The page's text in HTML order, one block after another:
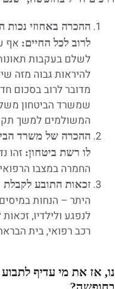
ההכרה באחוזי נכות
לרוב לכל החיים: אף
לשלם בעקבות
להיראות גבוה מזה
מדובר לרוב בסכום
שמשרד הביטחון
המשולמים למשך
ההכרה של משרד
לו רשת ביטחון: זהו
החמרה במצבו
זכאות התובע
היתר – הנחות
לנפגע ולילדיו,
רכב רפואי, בית
נו, אז את מי עדיף